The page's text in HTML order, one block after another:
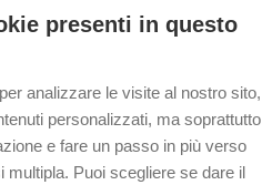
presenti in questo
analizzare le visite al nostro sito,
personalizzati, ma soprattutto
e fare un passo in più verso
multipla. Puoi scegliere se dare il